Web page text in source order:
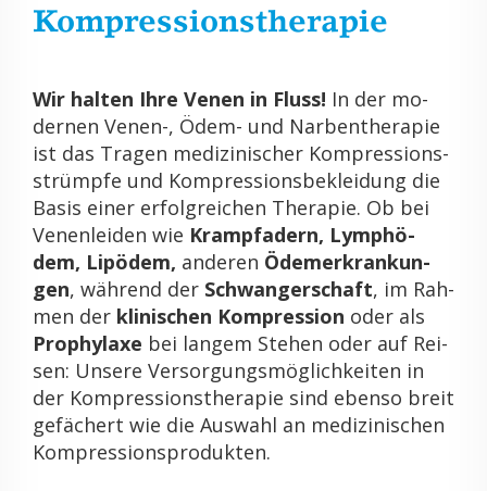
Kom­pres­si­ons­the­ra­pie
Wir hal­ten Ihre Venen in Fluss! In der mo­
der­nen Venen-, Ödem- und Nar­ben­the­ra­pie
ist das Tra­gen me­di­zi­ni­scher Kom­pres­si­ons­
strümp­fe und Kom­pres­si­ons­be­klei­dung die
Basis einer er­folg­rei­chen The­ra­pie. Ob bei
Ve­nen­lei­den wie Krampf­adern, Lymp­hö­
dem, Lipö­dem, an­de­ren Öde­m­er­kran­kun­
gen, wäh­rend der Schwan­ger­schaft, im Rah­
men der kli­ni­schen Kom­pres­si­on oder als
Pro­phy­la­xe bei lan­gem Ste­hen oder auf Rei­
sen: Un­se­re Ver­sor­gungs­mög­lich­kei­ten in
der Kom­pres­si­ons­the­ra­pie sind eben­so breit
ge­fä­chert wie die Aus­wahl an me­di­zi­ni­schen
Kom­pres­si­ons­pro­duk­ten.